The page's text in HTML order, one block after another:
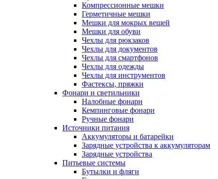
Компрессионные мешки
Герметичные мешки
Мешки для мокрых вещей
Мешки для обуви
Чехлы для рюкзаков
Чехлы для документов
Чехлы для смартфонов
Чехлы для одежды
Чехлы для инструментов
Фастексы, пряжки
Фонари и светильники
Налобные фонари
Кемпинговые фонари
Ручные фонари
Источники питания
Аккумуляторы и батарейки
Зарядные устройства к аккумуляторам
Зарядные устройства
Питьевые системы
Бутылки и фляги